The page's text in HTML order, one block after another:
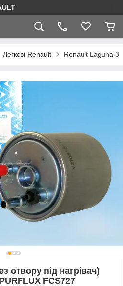
Легкові Renault Renault Laguna 3
отвору під нагрівач)
FCS727